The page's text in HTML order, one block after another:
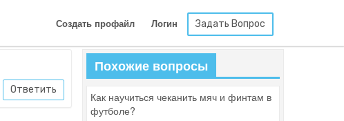
Создать профайл Логин Задать Вопрос
Ответить
Похожие вопросы
Как научиться чеканить мяч и финтам в
футболе?